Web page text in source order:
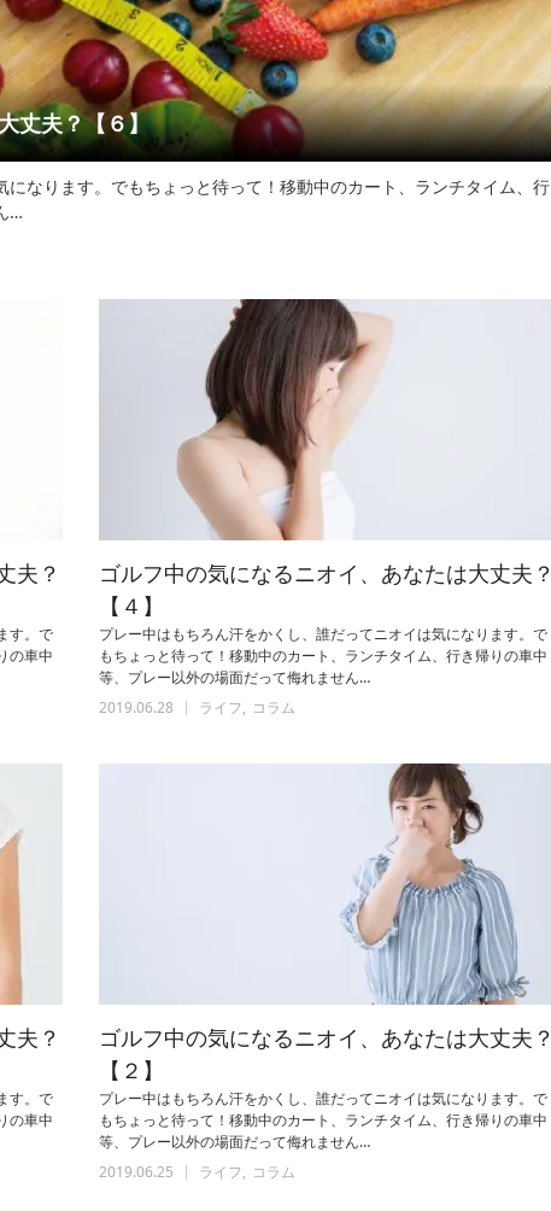
丈夫？【６】
なります。でもちょっと待って！移動中のカート、ランチタイム、行
…
夫？
す。で
の車中
ゴルフ中の気になるニオイ、あなたは大丈夫？
【４】
プレー中はもちろん汗をかくし、誰だってニオイは気になります。で
もちょっと待って！移動中のカート、ランチタイム、行き帰りの車中
等、プレー以外の場面だって侮れません…
2019.06.28
ライフ コラム
夫？
す。で
の車中
ゴルフ中の気になるニオイ、あなたは大丈夫？
【２】
プレー中はもちろん汗をかくし、誰だってニオイは気になります。で
もちょっと待って！移動中のカート、ランチタイム、行き帰りの車中
等、プレー以外の場面だって侮れません…
2019.06.25
ライフ コラム